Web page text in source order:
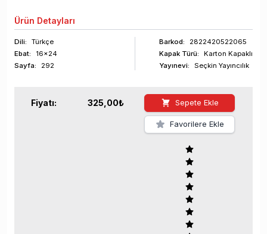
Ürün Detayları
Dili:
Türkçe
Ebat:
16x24
Sayfa: 292
Barkod:
2822420522065
Kapak Türü:
Karton Kapaklı
Yayınevi:
Seçkin Yayıncılık
Fiyatı: 325,00₺ Sepete Ekle
Favorilere Ekle